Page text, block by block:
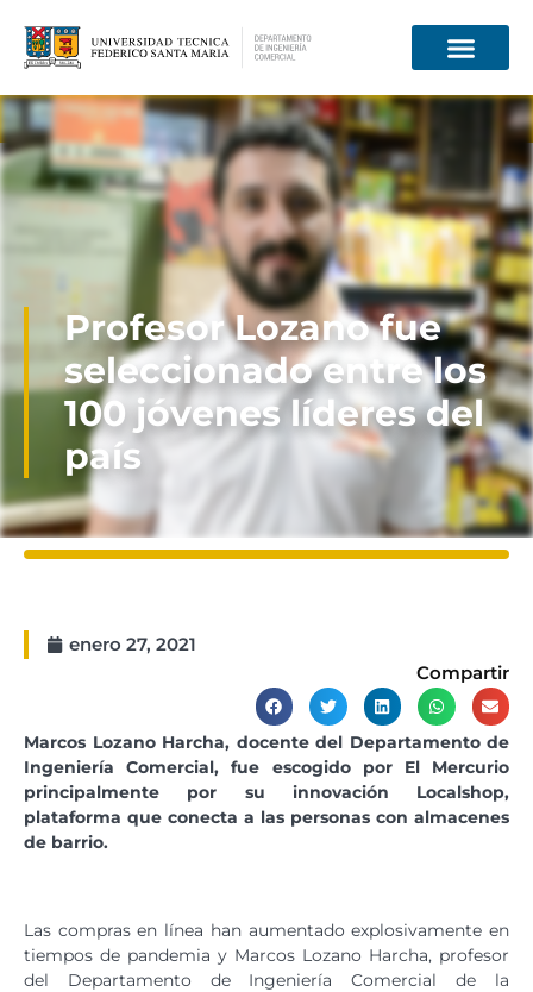
Información para
Profesor Lozano fue
seleccionado entre los
100 jóvenes líderes del
país
enero 27, 2021
Compartir
Marcos Lozano Harcha, docente del Departamento de
Ingeniería Comercial, fue escogido por El Mercurio
principalmente por su innovación Localshop,
plataforma que conecta a las personas con almacenes
de barrio.
Las compras en línea han aumentado explosivamente en
tiempos de pandemia y Marcos Lozano Harcha, profesor
del Departamento de Ingeniería Comercial de la